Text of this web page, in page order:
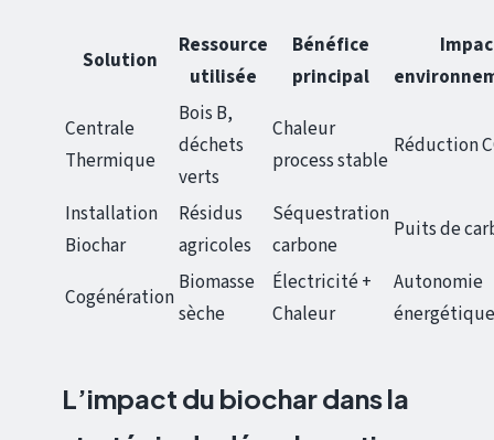
Solution
Ressource
utilisée
Bénéfice
principal
Centrale
Thermique
Bois B,
déchets
verts
Chaleur
process stable
Réduction
Installation
Biochar
Résidus
agricoles
Séquestration
carbone
Puits de
Cogénération
Biomasse
sèche
Électricité +
Chaleur
Autonomie
énergétique
L’impact du biochar dans la